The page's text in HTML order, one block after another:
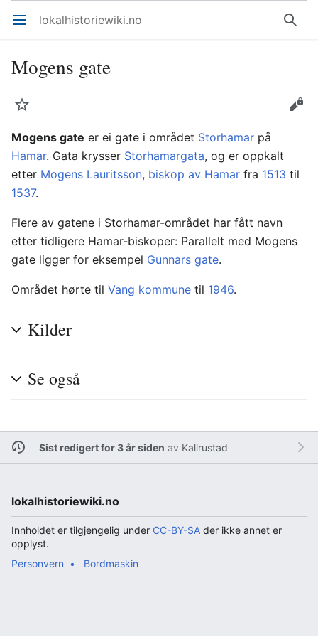
Åpne hovedmenyen lokalhistoriewiki.no Søk
Mogens gate
Overvåk
Rediger
Mogens gate er ei gate i området Storhamar på
Hamar. Gata krysser Storhamargata, og er oppkalt
etter Mogens Lauritsson, biskop av Hamar fra 1513 til
1537.
Flere av gatene i Storhamar-området har fått navn
etter tidligere Hamar-biskoper: Parallelt med Mogens
gate ligger for eksempel Gunnars gate.
Området hørte til Vang kommune til 1946.
Kilder
Se også
Sist redigert for 3 år siden av Kallrustad
lokalhistoriewiki.no
Innholdet er tilgjengelig under CC-BY-SA der ikke annet er
opplyst.
Personvern
Bordmaskin